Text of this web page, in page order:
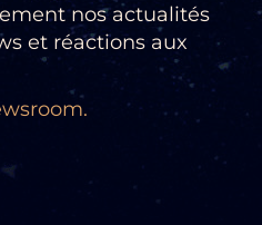
nos actualités
et réactions aux